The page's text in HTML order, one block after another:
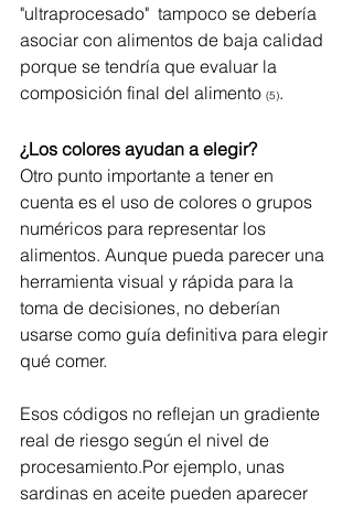
"ultraprocesado"  tampoco se debería
asociar con alimentos de baja calidad
porque se tendría que evaluar la
composición final del alimento (5).
¿Los colores ayudan a elegir?
Otro punto importante a tener en
cuenta es el uso de colores o grupos
numéricos para representar los
alimentos. Aunque pueda parecer una
herramienta visual y rápida para la
toma de decisiones, no deberían
usarse como guía definitiva para elegir
qué comer.
Esos códigos no reflejan un gradiente
real de riesgo según el nivel de
procesamiento.Por ejemplo, unas
sardinas en aceite pueden aparecer